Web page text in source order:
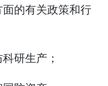
面的有关政策和行
研生产；